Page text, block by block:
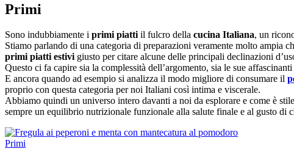
Primi
Sono indubbiamente i primi piattiil fulcro della cucina Italiana, un
Stiamo parlando di una categoria di preparazioni veramente molto ampia
primi piatti estivigiusto per citare alcune delle principali declinazioni
Questo ci fa capire sia la complessità dell’argomento, sia le sue
E ancora quando ad esempio si analizza il modo migliore di consumare il
proprio con questa categoria per noi Italiani così intima e viscerale.
Abbiamo quindi un universo intero davanti a noi da esplorare e come è
sempre un equilibrio nutrizionale funzionale alla salute finale e al gusto di
Primi